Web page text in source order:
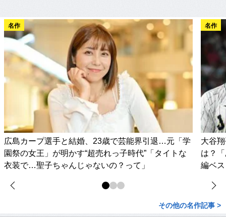
名作
広島カープ選手と結婚、23歳で芸能界引退…元「学
園祭の女王」が明かす“超売れっ子時代”「タイトな
衣装で…聖子ちゃんじゃないの？って」
名作
大谷
は？
編ベ
その他の名作記事 >